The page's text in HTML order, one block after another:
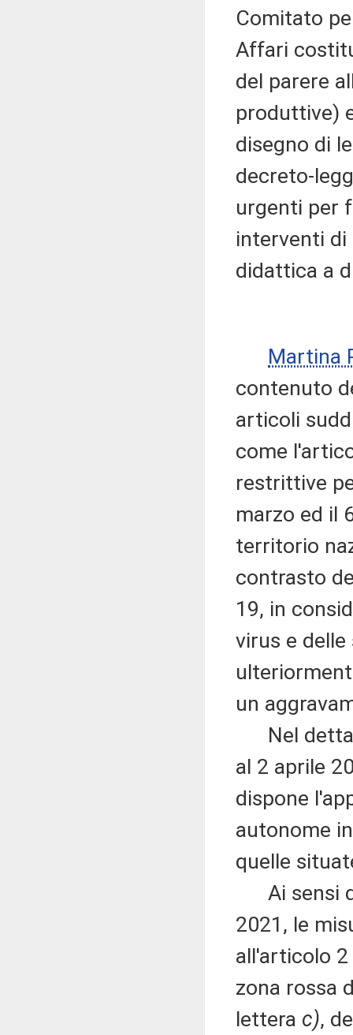
Comitato
Affari
del parere
produttive)
disegno di
decreto-
urgenti per
interventi
didattica a
Martina
contenuto
articoli
come
restrittive
marzo ed il
territorio
contrasto
19, in
virus e
un
Nel
al 2 aprile
dispone
autonome
quelle
Ai sensi
2021, le
all'articolo
zona rossa
lettera c),